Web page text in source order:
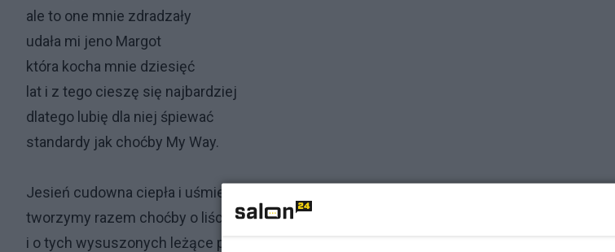
ale to one mnie zdradzały
udała mi jeno Margot
która kocha mnie dziesięć
lat i z tego cieszę się najbardziej
dlatego lubię dla niej śpiewać
standardy jak choćby My Way.
Jesień cudowna ciepła i uśmiechnięta
tworzymy razem choćby o liściach
i o tych wysuszonych leżące pokątnie